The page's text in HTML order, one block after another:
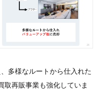
多様なルートから仕入れた
取再販事業も強化していま